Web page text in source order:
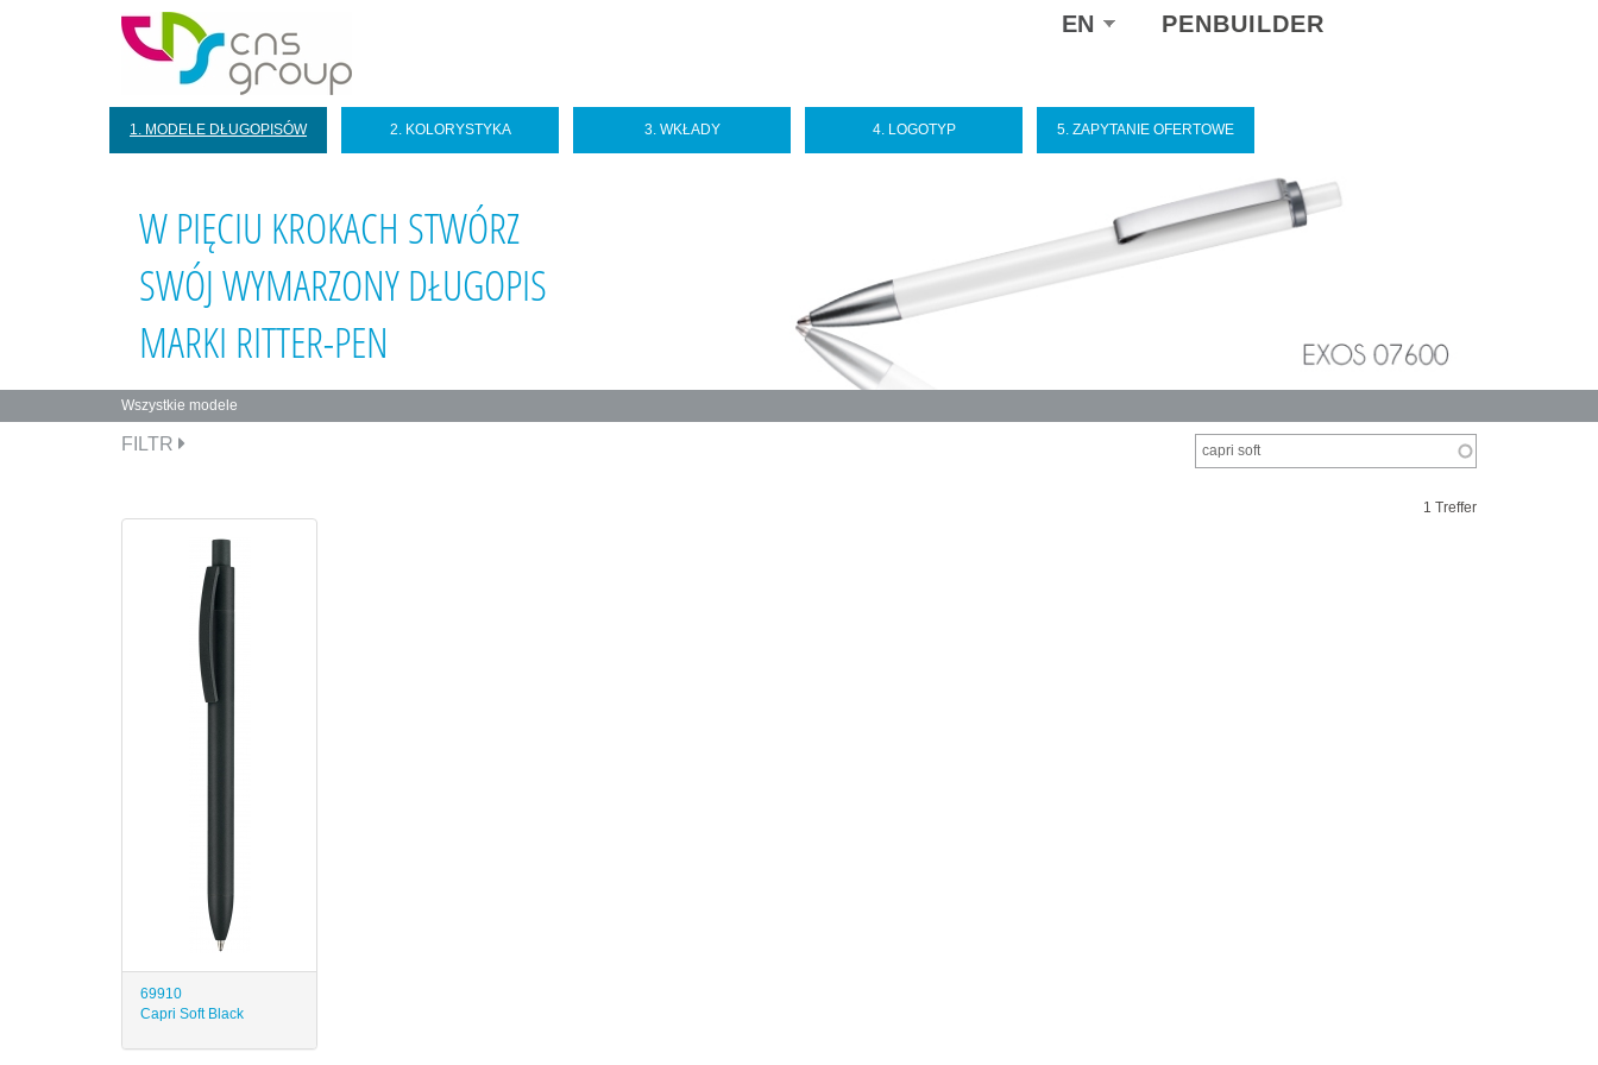
PENBUILDER
Select
yourEN
1. MODELE DŁUGOPISÓW 2. KOLORYSTYKA 3. WKŁADY 4. LOGOTYP 5. ZAPYTANIE OFERTOWE
W PIĘCIU KROKACH STWÓRZ
SWÓJ WYMARZONY DŁUGOPIS
MARKI RITTER-PEN
Zakładki
podstawowe
Wszystkie modele
FILTR
1 Treffer
69910
Capri Soft Black